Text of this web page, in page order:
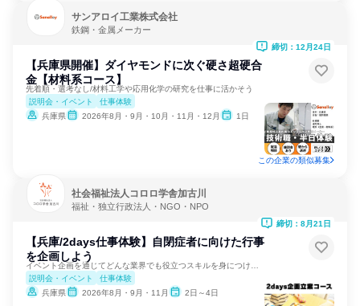
サンアロイ工業株式会社
鉄鋼・金属メーカー
【兵庫県開催】ダイヤモンドに次ぐ硬さ超硬合
金【材料系コース】
先着順・選考なし/材料工学や応用化学の研究を仕事に活かそう
説明会・イベント
仕事体験
兵庫県
2026年8月・9月・10月・11月・12月 1日
締切：12月24日
この企業の類似募集
社会福祉法人コロロ学舎加古川
福祉・独立行政法人・NGO・NPO
【兵庫/2days仕事体験】自閉症者に向けた行事
を企画しよう
説明会・イベント
仕事体験
兵庫県
2026年8月・9月・11月 2日～4日
締切：8月21日